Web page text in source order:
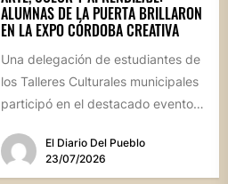
ALUMNAS DE LA PUERTA BRILLARON
EN LA EXPO CÓRDOBA CREATIVA
Una delegación de estudiantes de
los Talleres Culturales municipales
participó en el destacado evento
cordobesa,...El Diario Del Pueblo
23/07/2026